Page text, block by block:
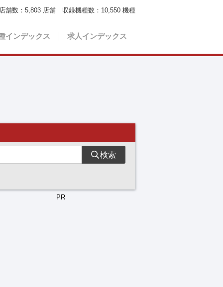
インデックス 求人インデックス
舗数： 5,803 店舗 収録機種数： 10,550 機種
検索
PR